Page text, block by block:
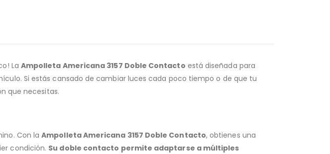
La Ampolleta Americana 3157 Doble Contacto está diseñada para
Si estás cansado de cambiar luces cada poco tiempo o de que tu
que necesitas.
Con laAmpolleta Americana 3157 Doble Contacto, obtienes una
condición. Su doble contacto permite adaptarse a múltiples